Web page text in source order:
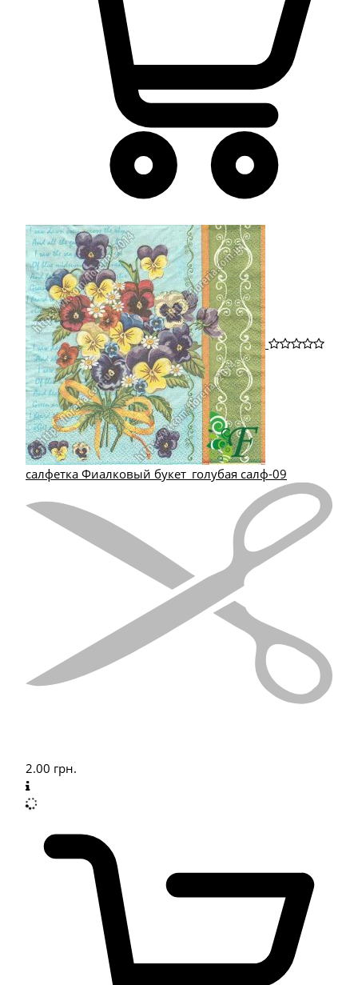
салфетка Фиалковый букет_голубая салф-09
2.00 грн.